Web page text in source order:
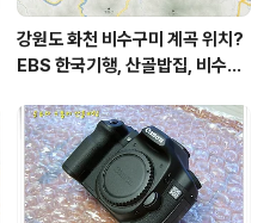
강원도 화천 비수구미 계곡 위치?
EBS 한국기행, 산골밥집, 비수구
부 화천군 비수구미 낙타민박 어
디? / 강원도 화천군 가볼 만한 곳
비수구미 마을, 파로호